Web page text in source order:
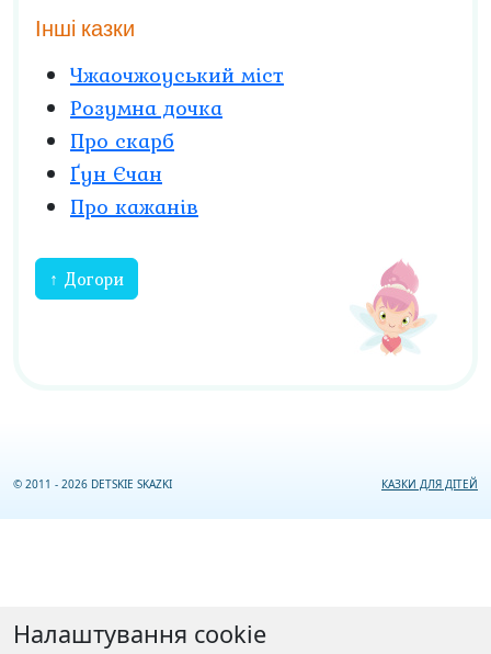
Інші казки
Чжаочжоуський міст
Розумна дочка
Про скарб
Ґун Єчан
Про кажанів
↑ Догори
© 2011 - 2026 DETSKIE SKAZKI КАЗКИ ДЛЯ ДІТЕЙ
Налаштування cookie